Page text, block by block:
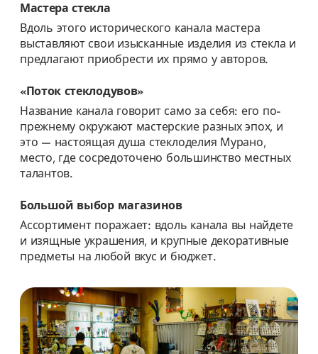
Мастера стекла
Вдоль этого исторического канала мастера
выставляют свои изысканные изделия из стекла и
предлагают приобрести их прямо у авторов.
«Поток стеклодувов»
Название канала говорит само за себя: его по-
прежнему окружают мастерские разных эпох, и
это — настоящая душа стеклоделия Мурано,
место, где сосредоточено большинство местных
талантов.
Большой выбор магазинов
Ассортимент поражает: вдоль канала вы найдете
и изящные украшения, и крупные декоративные
предметы на любой вкус и бюджет.